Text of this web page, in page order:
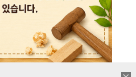
터 숲체험 교육까지
험을 할 수 있는
주시